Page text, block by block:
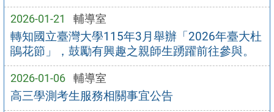
2026-01-21 輔導室
轉知國立臺灣大學115年3月舉辦「2026年臺大杜
鵑花節」，鼓勵有興趣之親師生踴躍前往參與。
2026-01-06 輔導室
高三學測考生服務相關事宜公告